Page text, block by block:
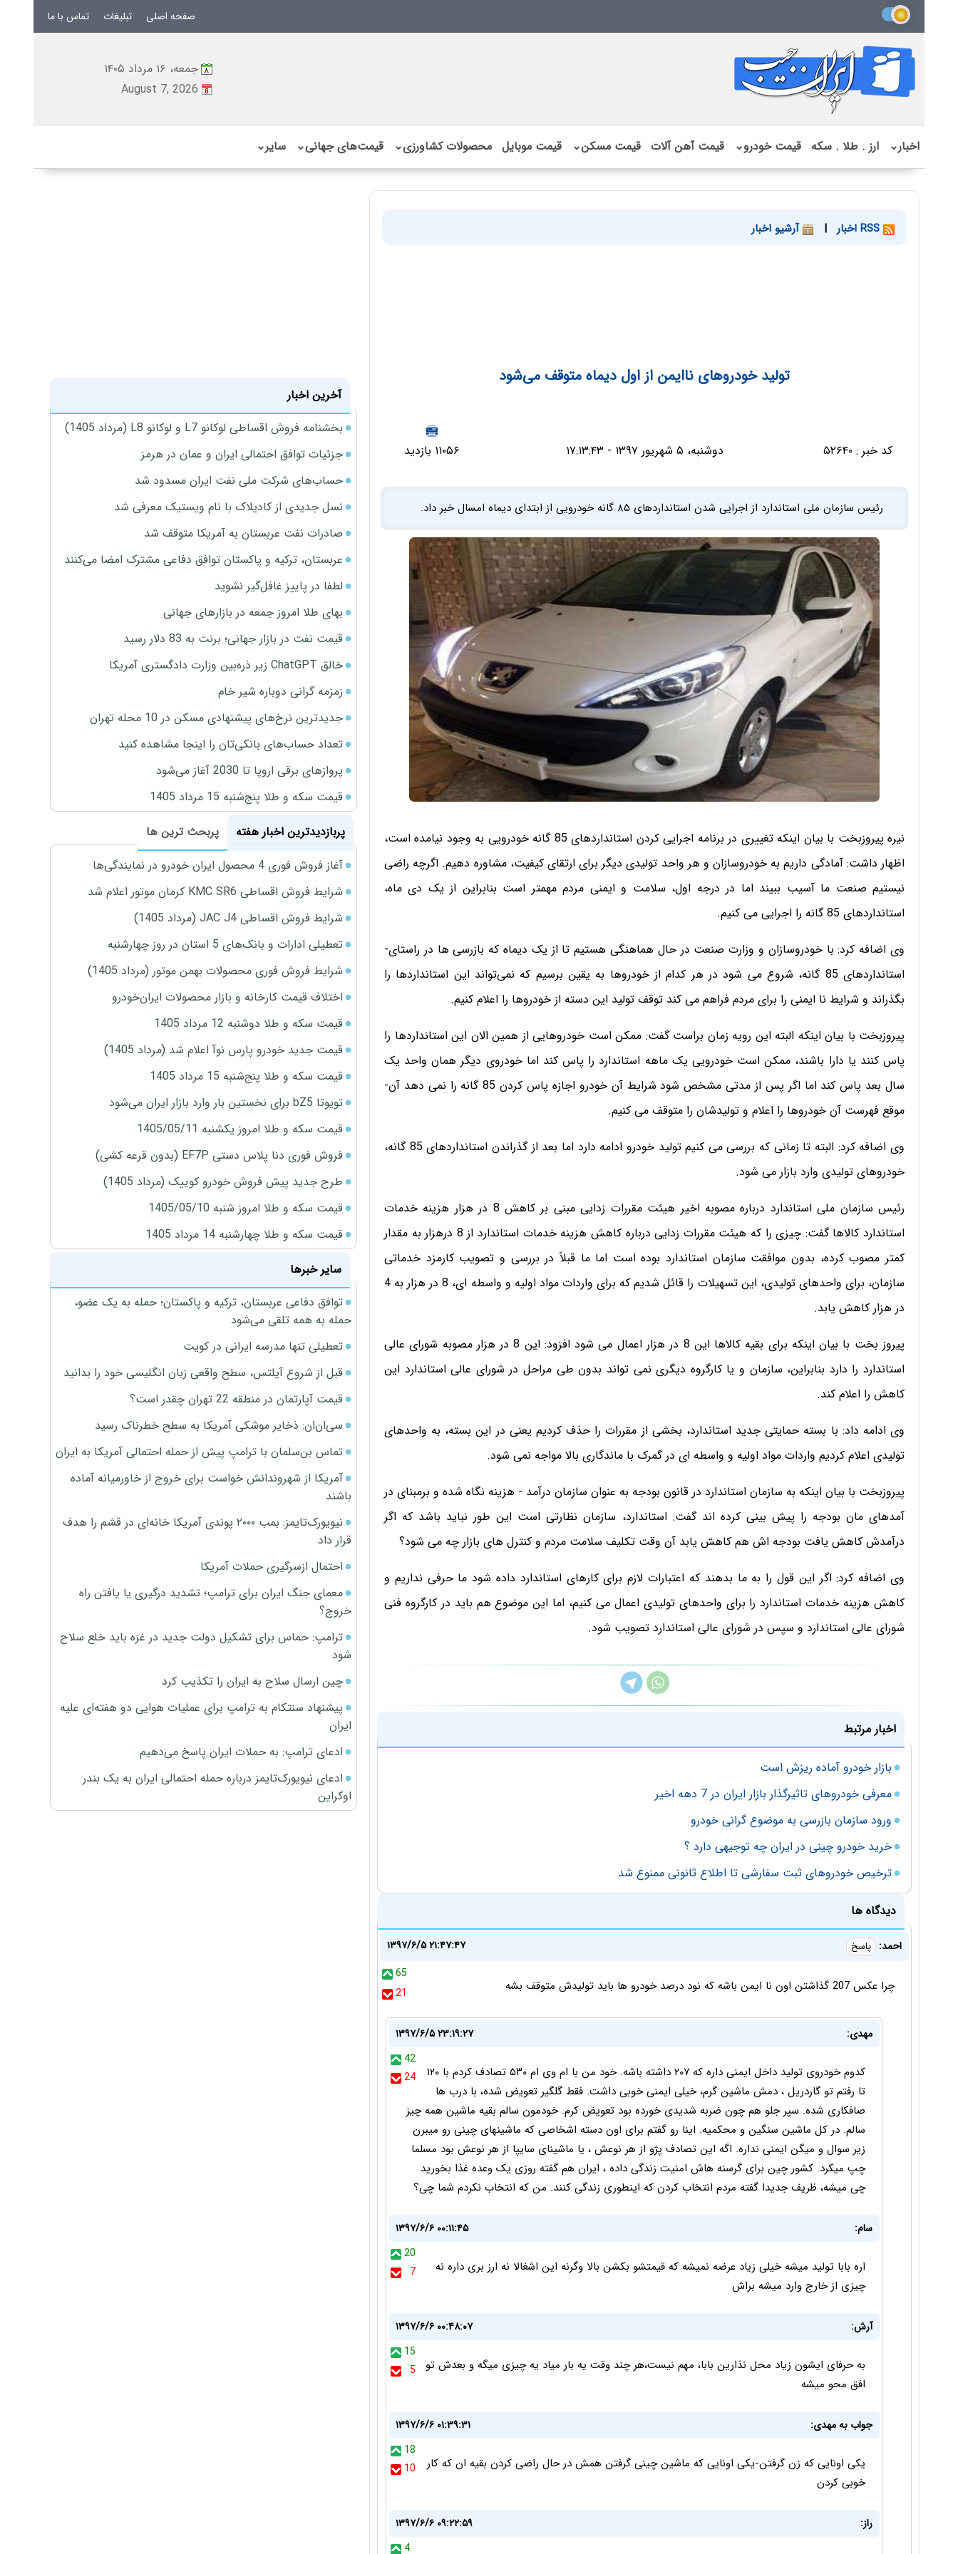
صفحه اصلی تبلیغات تماس با ما
جمعه، ۱۶ مرداد ۱۴۰۵
August 7, 2026
اخبار⌄ ارز . طلا . سکه قیمت خودرو⌄ قیمت آهن آلات قیمت مسکن⌄ قیمت موبایل محصولات کشاورزی⌄ قیمت‌های جهانی⌄ سایر⌄
| آرشیو اخبار
تولید خودرو‌های ناایمن از اول دیماه متوقف می‌شود
کد خبر :۵۲۶۴۰ دوشنبه، ۵ شهریور ۱۳۹۷ - ۱۷:۱۳:۴۳ ۱۱۰۵۶ بازدید
رئیس سازمان ملی استاندارد­ از اجرایی شدن استاندارد‌های ۸۵ گانه خودرویی از ابتدای دیماه ­­امسال خبر داد.
نیره پیروزبخت با بیان اینکه تغییری در برنامه اجرایی کردن استانداردهای 85 گانه خودرویی به وجود نیامده است،
اظهار داشت: آمادگی داریم به خودروسازان و هر واحد تولیدی دیگر برای ارتقای کیفیت، مشاوره دهیم. اگرچه راضی
نیستیم صنعت ما آسیب ببیند اما در درجه اول،​ سلامت و ایمنی مردم مهمتر است ­بنابراین از یک دی ماه،
استانداردهای 85­ گانه را اجرایی می کنیم.
وی اضافه کرد: با خودروسازان و وزارت صنعت در حال هماهنگی هستیم تا از یک دیماه­ که بازرسی ها در راستای­
استاندارد­های 85 گانه،​ شروع می شود در هر کدام از خودروها به یقین برسیم که نمی‌تواند ­این استانداردها را
بگذراند ­و شرایط نا ایمنی را برای مردم فراهم می کند ­توقف تولید این دسته از خودروها را اعلام کنیم.
پیروزبخت با بیان اینکه البته این رویه زمان براست گفت: ممکن است خودروهایی­ از همین الان این استانداردها­ را
پاس کنند­ یا دارا باشند، ممکن است خودرویی یک ماهه­ ­استاندارد را پاس کند اما خودروی دیگر همان واحد یک
سال بعد پاس کند اما اگر پس از مدتی مشخص شود شرایط آن خودرو اجازه پاس کردن 85­ گانه را نمی دهد آن­
موقع فهرست آن خودروها را اعلام­ و تولیدشان را متوقف می کنیم.
وی اضافه کرد: البته تا زمانی که بررسی می کنیم تولید خودرو ادامه ­دارد اما بعد از گذراندن استانداردهای 85 گانه،
خودروهای تولیدی­ وارد بازار می شود.
رئیس سازمان ملی استاندارد درباره مصوبه اخیر هیئت مقررات زدایی مبنی بر کاهش 8 در هزار هزینه خدمات
استاندارد کالاها گفت: چیزی را که هیئت­ مقررات زدایی درباره کاهش هزینه خدمات استاندارد از 8 درهزار­ به مقدار
کمتر مصوب کرده،​ بدون موافقت سازمان استاندارد بوده است اما ما قبلاً در بررسی و تصویب­ کارمزد خدماتی
سازمان، برای واحدهای تولیدی،​ این تسهیلات را قائل شدیم­ که ­برای واردات مواد اولیه و واسطه ای،​ 8 در هزار ­به 4
در هزار کاهش یابد.
پیروز بخت با بیان اینکه برای بقیه کالاها این 8 در هزار اعمال می شود افزود: این 8 در هزار مصوبه شورای عالی
استاندارد را دارد بنابراین، سازمان و یا کارگروه دیگری نمی تواند بدون طی مراحل در­ شورای عالی استاندارد این
کاهش را اعلام کند.
وی ادامه داد: با بسته حمایتی جدید استاندارد، بخشی از مقررات را حذف کردیم یعنی در این بسته،​ به واحدهای
تولیدی­ اعلام کردیم ­واردات مواد اولیه و واسطه ای در گمرک با ماندگاری­ بالا مواجه نمی شود.
پیروزبخت با بیان اینکه به سازمان استاندارد در قانون بودجه به عنوان سازمان درآمد - هزینه نگاه شده و برمبنای در
آمدهای مان بودجه را پیش بینی کرده اند گفت: استاندارد،​ سازمان نظارتی است این طور نباید باشد که اگر
درآمدش کاهش­ یافت بودجه اش هم کاهش یابد آن وقت تکلیف سلامت مردم و ­کنترل های بازار چه می شود؟­
وی اضافه کرد: ​­اگر این قول را به ما­ بدهند ­که اعتبارات لازم برای کارهای استاندارد داده شود ما حرفی نداریم و
کاهش هزینه خدمات استاندارد را برای واحدهای تولیدی اعمال می کنیم،​ اما این موضوع هم ­باید در کارگروه فنی
شورای عالی استاندارد و سپس در شورای عالی استاندارد تصویب شود.
اخبار مرتبط
بازار خودرو آماده ریزش است
معرفی خودرو‌های تاثیرگذار بازار ایران در 7 دهه اخیر
ورود سازمان بازرسی به موضوع گرانی خودرو‌
خرید خودرو چینی در ایران چه توجیهی دارد ؟
ترخیص خودرو‌های ثبت سفارشی تا اطلاع ثانونی ممنوع شد
دیدگاه ها
احمد: پاسخ
۱۳۹۷/۶/۵ ۲۱:۴۷:۴۷
65
21
چرا عكس 207 گذاشتن اون نا ايمن باشه كه نود درصد خودرو ها بايد توليدش متوقف بشه
مهدی:
۱۳۹۷/۶/۵ ۲۳:۱۹:۲۷
42
24
کدوم خودروی تولید داخل ایمنی داره که ۲۰۷ داشته باشه. خود من با ام وی ام ۵۳۰ تصادف کردم با ۱۲۰
تا رفتم تو گاردریل ، دمش ماشین گرم، خیلی ایمنی خوبی داشت. فقط گلگیر تعویض شده، با درب ها
صافکاری شده. سپر جلو هم چون ضربه شدیدی خورده بود تعویض کرم. خودمون سالم بقیه ماشین همه چیز
سالم. در کل ماشین سنگین و محکمیه. اینا رو گفتم برای اون دسته اشخاصی که ماشینهای چینی رو میبرن
زیر سوال و میگن ایمنی نداره. اگه این تصادف پژو از هر نوعش ، یا ماشینای سایپا از هر نوعش بود مسلما
چپ میکرد. کشور چین برای گرسنه هاش امنیت زندگی داده ، ایران هم گفته روزی یک وعده غذا بخورید
چی میشه، ظریف جدیدا گفته مردم انتخاب کردن که اینطوری زندگی کنند. من که انتخاب نکردم شما چی؟
سام:
۱۳۹۷/۶/۶ ۰۰:۱۱:۴۵
20
7
اره بابا تولید میشه خیلی زیاد عرضه نمیشه که قیمتشو بکشن بالا وگرنه این اشغالا نه ارز بری داره نه
چیزی از خارج وارد میشه براش
آرش:
۱۳۹۷/۶/۶ ۰۰:۴۸:۰۷
15
5
به حرفای ایشون زیاد محل نذارین بابا، مهم نیست،هر چند وقت یه بار میاد یه چیزی میگه و بعدش تو
افق محو میشه
جواب به مهدی:
۱۳۹۷/۶/۶ ۰۱:۳۹:۳۱
18
10
یکی اونایی که زن گرفتن-یکی اونایی که ماشین چینی گرفتن همش در حال راضی کردن بقیه ان که کار
خوبی کردن
راز:
۱۳۹۷/۶/۶ ۰۹:۲۲:۵۹
4
آخرین اخبار
بخشنامه فروش اقساطی لوکانو L7 و لوکانو L8 (مرداد 1405)
جزئیات توافق احتمالی ایران و عمان در هرمز
حساب‌های شرکت ملی نفت ایران مسدود شد
نسل جدیدی از کادیلاک با نام ویستیک معرفی شد
صادرات نفت عربستان به آمریکا متوقف شد
عربستان، ترکیه و پاکستان توافق دفاعی مشترک امضا می‌کنند
لطفا در پاییز غافل‌گیر نشوید
بهای طلا امروز جمعه در بازارهای جهانی
قیمت نفت در بازار جهانی؛ برنت به 83 دلار رسید
خالق ChatGPT زیر ذره‌بین وزارت دادگستری آمریکا
زمزمه گرانی دوباره شیر خام
جدیدترین نرخ‌های پیشنهادی مسکن در 10 محله تهران
تعداد حساب‌های بانکی‌تان را اینجا مشاهده کنید
پروازهای برقی اروپا تا 2030 آغاز می‌شود
قیمت سکه و طلا پنج‌شنبه 15 مرداد 1405
پربازدیدترین اخبار هفته
پربحث ترین ها
آغاز فروش فوری 4 محصول ایران خودرو در نمایندگی‌ها
شرایط فروش اقساطی KMC SR6 کرمان موتور اعلام شد
شرایط فروش اقساطی JAC J4 (مرداد 1405)
تعطیلی ادارات و بانک‌های 5 استان در روز چهارشنبه
شرایط فروش فوری محصولات بهمن موتور (مرداد 1405)
اختلاف قیمت کارخانه و بازار محصولات ایران‌خودرو
قیمت سکه و طلا دوشنبه 12 مرداد 1405
قیمت جدید خودرو پارس نوآ اعلام شد (مرداد 1405)
قیمت سکه و طلا پنج‌شنبه 15 مرداد 1405
تویوتا bZ5 برای نخستین بار وارد بازار ایران می‌شود
قیمت سکه و طلا امروز یکشنبه 1405/05/11
فروش فوری دنا پلاس دستی EF7P (بدون قرعه کشی)
طرح جدید پیش فروش خودرو کوییک (مرداد 1405)
قیمت سکه و طلا امروز شنبه 1405/05/10
قیمت سکه و طلا چهارشنبه 14 مرداد 1405
سایر خبرها
توافق دفاعی عربستان، ترکیه و پاکستان؛ حمله به یک عضو،
حمله به همه تلقی می‌شود
تعطیلی تنها مدرسه ایرانی در کویت
قبل از شروع آیلتس، سطح واقعی زبان انگلیسی خود را بدانید
قیمت آپارتمان در منطقه 22 تهران چقدر است؟
سی‌ان‌ان: ذخایر موشکی آمریکا به سطح خطرناک رسید
تماس بن‌سلمان با ترامپ پیش از حمله احتمالی آمریکا به ایران
آمریکا از شهروندانش خواست برای خروج از خاورمیانه آماده
باشند
نیویورک‌تایمز: بمب ۲۰۰۰ پوندی آمریکا خانه‌ای در قشم را هدف
قرار داد
احتمال ازسرگیری حملات آمریکا
معمای جنگ ایران برای ترامپ؛ تشدید درگیری یا یافتن راه
خروج؟
ترامپ: حماس برای تشکیل دولت جدید در غزه باید خلع سلاح
شود
چین ارسال سلاح به ایران را تکذیب کرد
پیشنهاد سنتکام به ترامپ برای عملیات هوایی دو هفته‌ای علیه
ایران
ادعای ترامپ: به حملات ایران پاسخ می‌دهیم
ادعای نیویورک‌تایمز درباره حمله احتمالی ایران به یک بندر
اوکراین